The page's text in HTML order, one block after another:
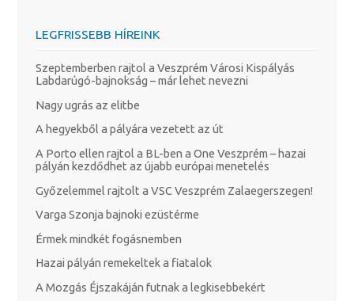
LEGFRISSEBB HÍREINK
Szeptemberben rajtol a Veszprém Városi Kispályás
Labdarúgó-bajnokság – már lehet nevezni
Nagy ugrás az elitbe
A hegyekből a pályára vezetett az út
A Porto ellen rajtol a BL-ben a One Veszprém – hazai
pályán kezdődhet az újabb európai menetelés
Győzelemmel rajtolt a VSC Veszprém Zalaegerszegen!
Varga Szonja bajnoki ezüstérme
Érmek mindkét fogásnemben
Hazai pályán remekeltek a fiatalok
A Mozgás Éjszakáján futnak a legkisebbekért